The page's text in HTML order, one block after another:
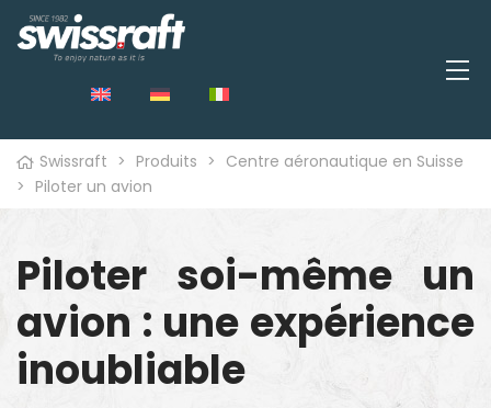
Swissraft > Produits > Centre aéronautique en Suisse
> Piloter un avion
Piloter soi-même un
avion : une expérience
inoubliable